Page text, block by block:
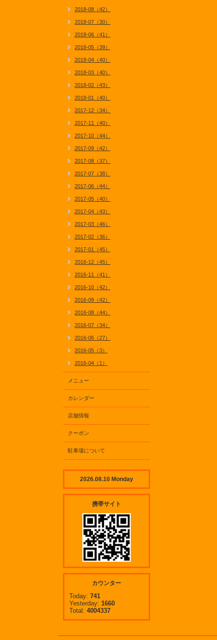
2018-08（42）
2018-07（30）
2018-06（41）
2018-05（39）
2018-04（40）
2018-03（40）
2018-02（43）
2018-01（40）
2017-12（34）
2017-11（40）
2017-10（44）
2017-09（42）
2017-08（37）
2017-07（38）
2017-06（44）
2017-05（40）
2017-04（43）
2017-03（46）
2017-02（36）
2017-01（45）
2016-12（45）
2016-11（41）
2016-10（42）
2016-09（42）
2016-08（44）
2016-07（34）
2016-06（27）
2016-05（3）
2016-04（1）
メニュー
カレンダー
店舗情報
クーポン
駐車場について
2026.08.10 Monday
携帯サイト
カウンター
Today: 741
Yesterday: 1660
Total: 4004337